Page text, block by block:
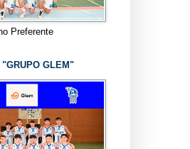
Preferente
GLEM"